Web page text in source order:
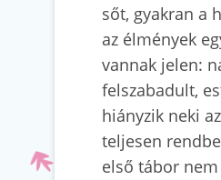
sőt, gyakran a
az élmények
vannak jelen:
felszabadult,
hiányzik neki
teljesen
első tábor